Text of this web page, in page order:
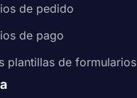
de pedido
de pago
plantillas de formularios